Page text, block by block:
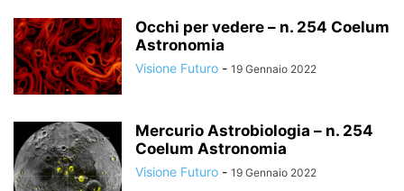
Occhi per vedere – n. 254 Coelum
Astronomia
Visione Futuro - 19 Gennaio 2022
Mercurio Astrobiologia – n. 254
Coelum Astronomia
Visione Futuro - 19 Gennaio 2022